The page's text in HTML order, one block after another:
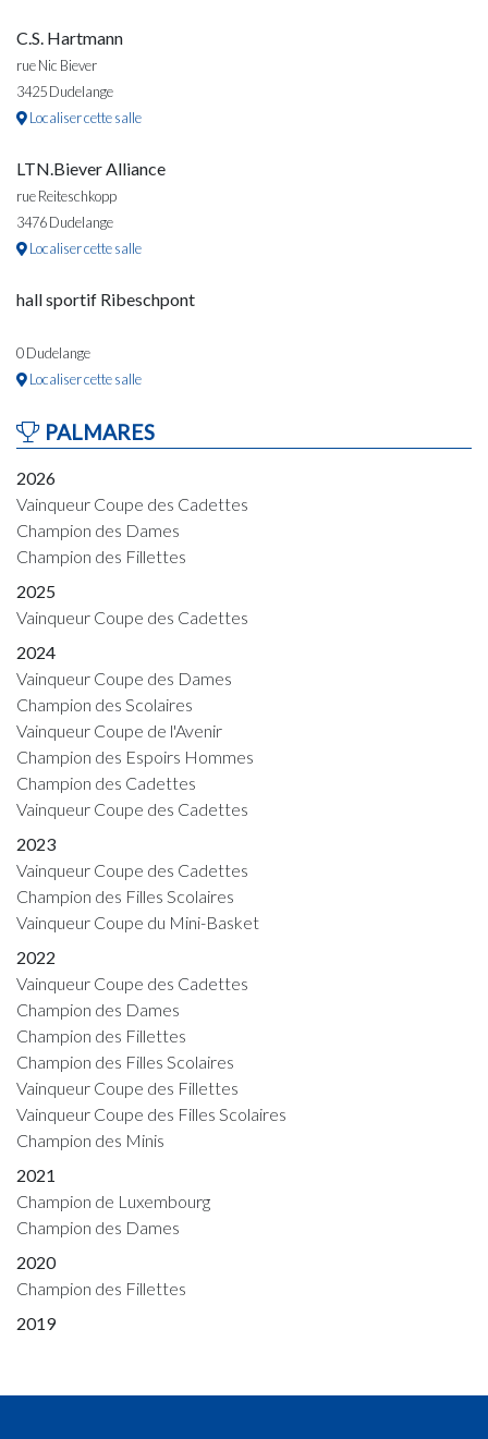
C.S. Hartmann
rue Nic Biever
3425 Dudelange
Localiser cette salle
LTN.Biever Alliance
rue Reiteschkopp
3476 Dudelange
Localiser cette salle
hall sportif Ribeschpont
0 Dudelange
Localiser cette salle
PALMARES
2026
Vainqueur Coupe des Cadettes
Champion des Dames
Champion des Fillettes
2025
Vainqueur Coupe des Cadettes
2024
Vainqueur Coupe des Dames
Champion des Scolaires
Vainqueur Coupe de l'Avenir
Champion des Espoirs Hommes
Champion des Cadettes
Vainqueur Coupe des Cadettes
2023
Vainqueur Coupe des Cadettes
Champion des Filles Scolaires
Vainqueur Coupe du Mini-Basket
2022
Vainqueur Coupe des Cadettes
Champion des Dames
Champion des Fillettes
Champion des Filles Scolaires
Vainqueur Coupe des Fillettes
Vainqueur Coupe des Filles Scolaires
Champion des Minis
2021
Champion de Luxembourg
Champion des Dames
2020
Champion des Fillettes
2019
Vainqueur Coupe des Fillettes